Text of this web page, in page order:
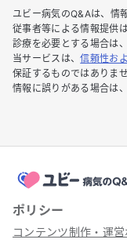
ユビー病気のQ&Aは、情
従事者等による情報提供
診療を必要とする場合は、
当サービスは、信頼性お
保証するものではありませ
情報に誤りがある場合は、
ポリシー
コンテンツ制作・運